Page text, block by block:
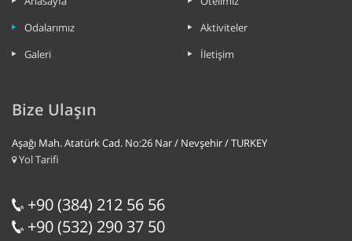
Odalarımız
Aktiviteler
Galeri
İletişim
Bize Ulaşın
Aşağı Mah. Atatürk Cad. No:26 Nar / Nevşehir / TURKEY
Yol Tarifi
+90 (384) 212 56 56
+90 (532) 290 37 50